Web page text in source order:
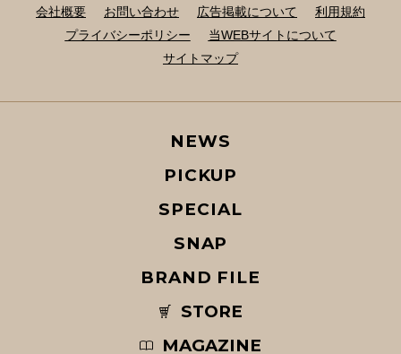
会社概要 お問い合わせ 広告掲載について
利用規約
プライバシーポリシー
当WEBサイトについて
サイトマップ
NEWS
PICKUP
SPECIAL
SNAP
BRAND FILE
STORE
MAGAZINE